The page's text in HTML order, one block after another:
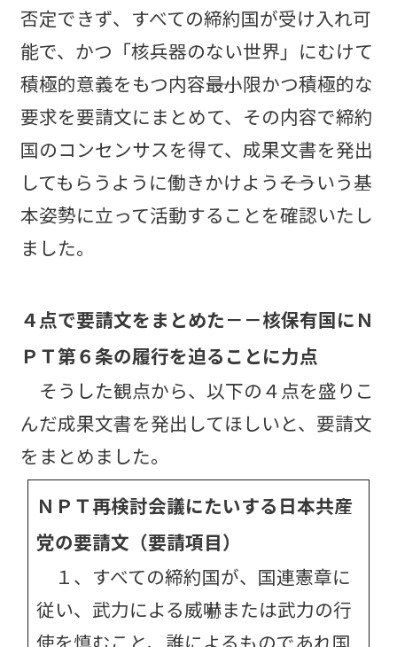
否定できず、すべての締約国が受け入れ可
能で、かつ「核兵器のない世界」にむけて
積極的意義をもつ内容――最小限かつ積極的な
要求を要請文にまとめて、その内容で締約
国のコンセンサスを得て、成果文書を発出
してもらうように働きかけよう――そういう基
本姿勢に立って活動することを確認いたし
ました。
４点で要請文をまとめた－－核保有国にＮ
ＰＴ第６条の履行を迫ることに力点
そうした観点から、以下の４点を盛りこ
んだ成果文書を発出してほしいと、要請文
をまとめました。
ＮＰＴ再検討会議にたいする日本共産
党の要請文（要請項目）
１、すべての締約国が、国連憲章に
従い、武力による威嚇または武力の行